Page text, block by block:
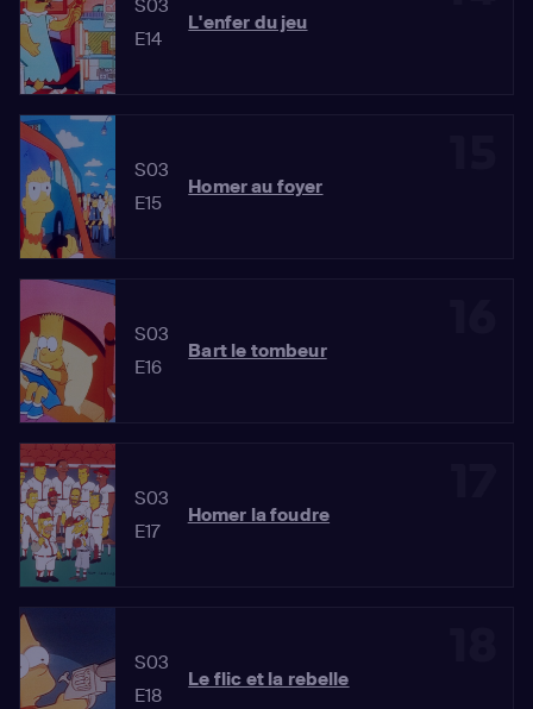
S03
E14
L'enfer du jeu
S03
E15
Homer au foyer
S03
E16
Bart le tombeur
S03
E17
Homer la foudre
S03
E18
Le flic et la rebelle